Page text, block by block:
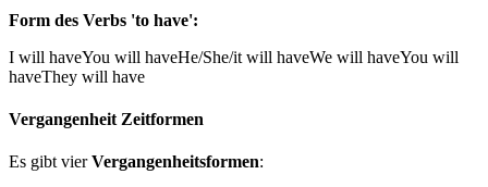
Form des Verbs 'to have':
I will haveYou will haveHe/She/it will haveWe will haveYou will
haveThey will have
Vergangenheit Zeitformen
Es gibt vierVergangenheitsformen: